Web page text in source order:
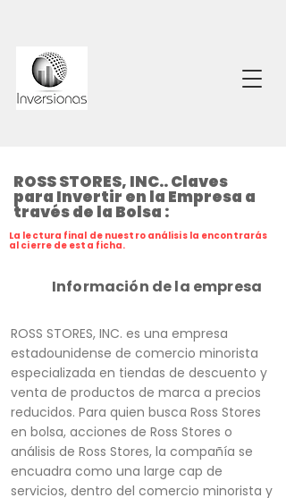
ROSS STORES, INC.. Claves
para Invertir en la Empresa a
través de la Bolsa :
La lectura final de nuestro análisis la encontrarás
al cierre de esta ficha.
Información de la empresa
ROSS STORES, INC. es una empresa
estadounidense de comercio minorista
especializada en tiendas de descuento y
venta de productos de marca a precios
reducidos. Para quien busca Ross Stores
en bolsa, acciones de Ross Stores o
análisis de Ross Stores, la compañía se
encuadra como una large cap de
servicios, dentro del comercio minorista y